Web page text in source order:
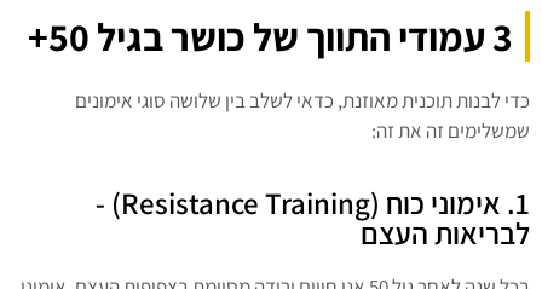
3 עמודי התווך של כושר בגיל 50+
כדי לבנות תוכנית מאוזנת, כדאי לשלב בין שלושה סוגי אימונים
שמשלימים זה את זה:
1. אימוני כוח (Resistance Training) -
לבריאות העצם